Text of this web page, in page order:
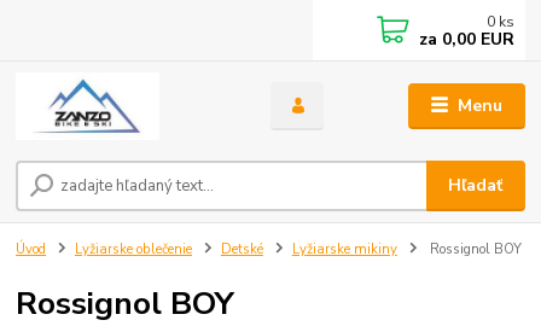
Menu
Hľadať
0 ks
za 0,00 EUR
Úvod Lyžiarske oblečenie Detské Lyžiarske mikiny Rossignol BOY
Rossignol BOY